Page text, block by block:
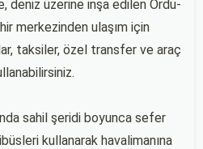
deniz üzerine inşa edilen Ordu-
merkezinden ulaşım için
taksiler, özel transfer ve araç
sahil şeridi boyunca sefer
kullanarak havalimanına